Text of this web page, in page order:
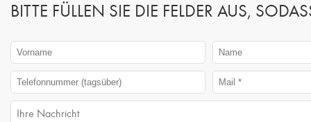
BITTE FÜLLEN SIE DIE FELDER AUS,